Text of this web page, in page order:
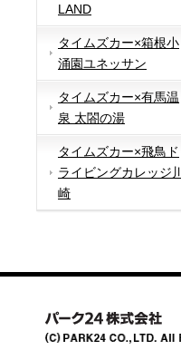
LAND
タイムズカー×箱根小
涌園ユネッサン
タイムズカー×有馬温
泉 太閤の湯
タイムズカー×飛鳥ド
ライビングカレッジ川
崎